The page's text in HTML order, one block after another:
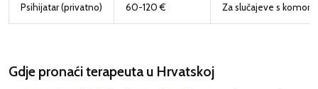
Psihijatar (privatno) 60-120 € Za slučajeve s
Gdje pronaći terapeuta u Hrvatskoj